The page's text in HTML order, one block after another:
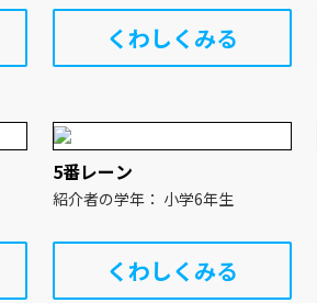
くわしくみる
5番レーン
紹介者の学年： 小学6年生
くわしくみる